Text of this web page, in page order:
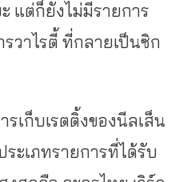
แต่ก็ยังไม่มีรายการ
วาไรตี้ ที่กลายเป็นซิก
เก็บเรตติ้งของนีลเส็น
ะเภทรายการที่ได้รับ